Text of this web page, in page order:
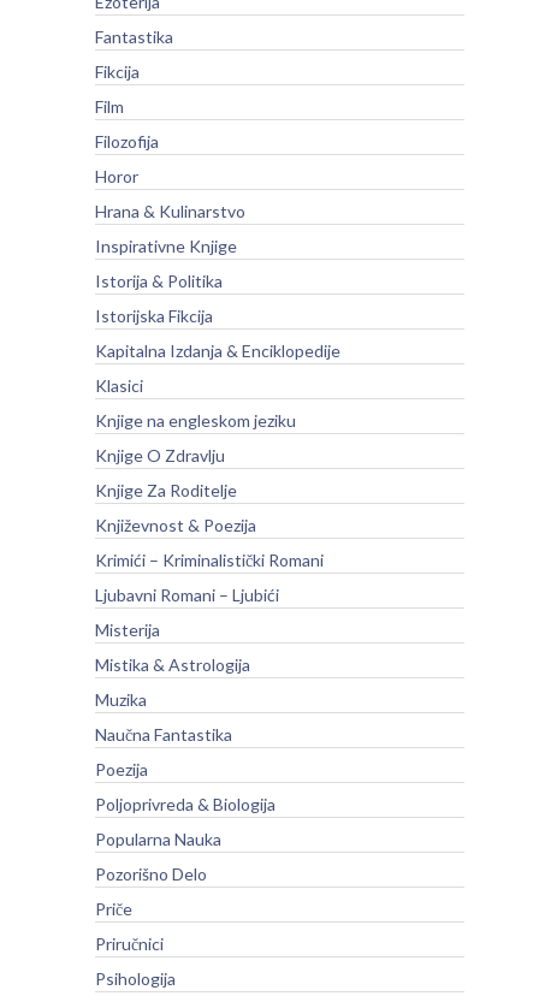
Fantastika
Fikcija
Film
Filozofija
Horor
Hrana & Kulinarstvo
Inspirativne Knjige
Istorija & Politika
Istorijska Fikcija
Kapitalna Izdanja & Enciklopedije
Klasici
Knjige na engleskom jeziku
Knjige O Zdravlju
Knjige Za Roditelje
Književnost & Poezija
Krimići – Kriminalistički Romani
Ljubavni Romani – Ljubići
Misterija
Mistika & Astrologija
Muzika
Naučna Fantastika
Poezija
Poljoprivreda & Biologija
Popularna Nauka
Pozorišno Delo
Priče
Priručnici
Psihologija